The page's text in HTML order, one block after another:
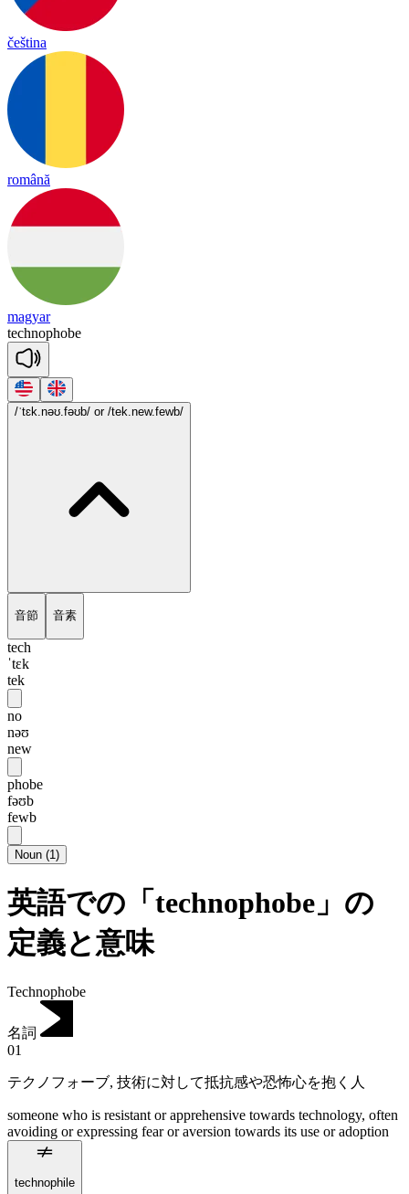
čeština
română
magyar
technophobe
/ˈtɛk.nəʊ.fəʊb/ or /tek.new.fewb/
音節 音素
tech
ˈtɛk
tek
no
nəʊ
new
phobe
fəʊb
fewb
Noun (1)
英語での「technophobe」の
定義と意味
Technophobe
名詞
01
テクノフォーブ, 技術に対して抵抗感や恐怖心を抱く人
someone who is resistant or apprehensive towards technology, often
avoiding or expressing fear or aversion towards its use or adoption
technophile